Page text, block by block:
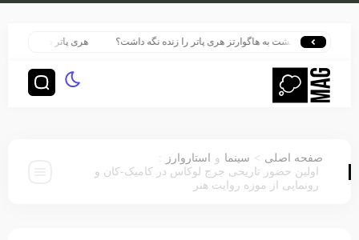
بازگشت به هاگوارتز هری پاتر را زنده نگه داشت؟ هری پاتر در قلب بزرگ‌ترین
صفحه اصلی > سینما و استاروارز
:
اولین حضور تاریخی جرج لوکاس در کامیک-کان و
رونمایی از موزه روایت هنر